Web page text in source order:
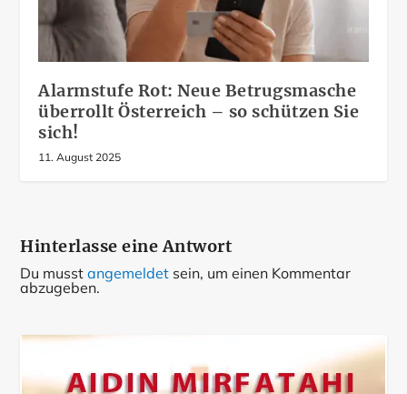
Alarmstufe Rot: Neue Betrugsmasche
überrollt Österreich – so schützen Sie
sich!
11. August 2025
Hinterlasse eine Antwort
Du musstangemeldet sein, um einen Kommentar
abzugeben.